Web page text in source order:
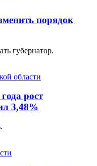
порядок
губернатор.
рост
3,48%